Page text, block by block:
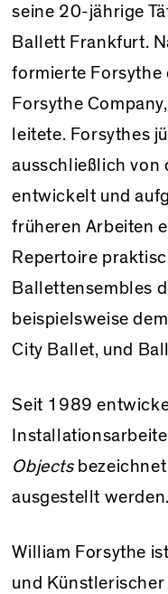
seine 20-jährige
Ballett Frankfurt.
formierte Forsythe
Forsythe
leitete. Forsythes
ausschließlich von
entwickelt und
früheren Arbeiten
Repertoire
Ballettensembles
beispielsweise
City Ballet, und
Seit 1989
Objects
ausgestellt werden.
William Forsythe
und